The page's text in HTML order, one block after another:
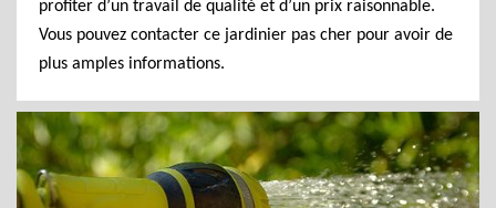
profiter d’un travail de qualité et d’un prix raisonnable.
Vous pouvez contacter ce jardinier pas cher pour avoir de
plus amples informations.